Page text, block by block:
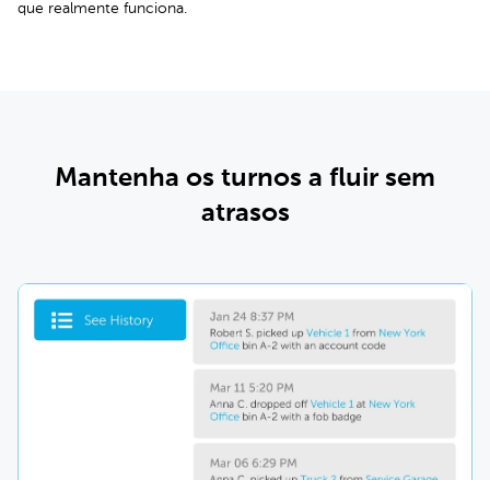
que realmente funciona.
Mantenha os turnos a fluir sem
atrasos